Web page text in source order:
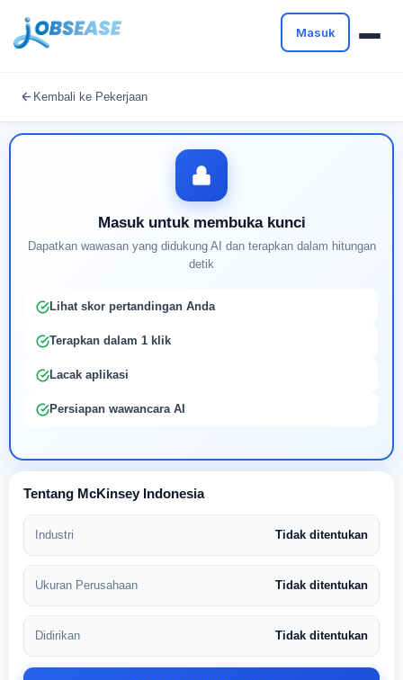
Masuk
Kembali ke Pekerjaan
Masuk untuk membuka kunci
Dapatkan wawasan yang didukung AI dan terapkan dalam hitungan
detik
Lihat skor pertandingan Anda
Terapkan dalam 1 klik
Lacak aplikasi
Persiapan wawancara AI
Tentang McKinsey Indonesia
Industri Tidak ditentukan
Ukuran Perusahaan Tidak ditentukan
Didirikan Tidak ditentukan
Buat profil Anda untuk membuka kunci pencocokan